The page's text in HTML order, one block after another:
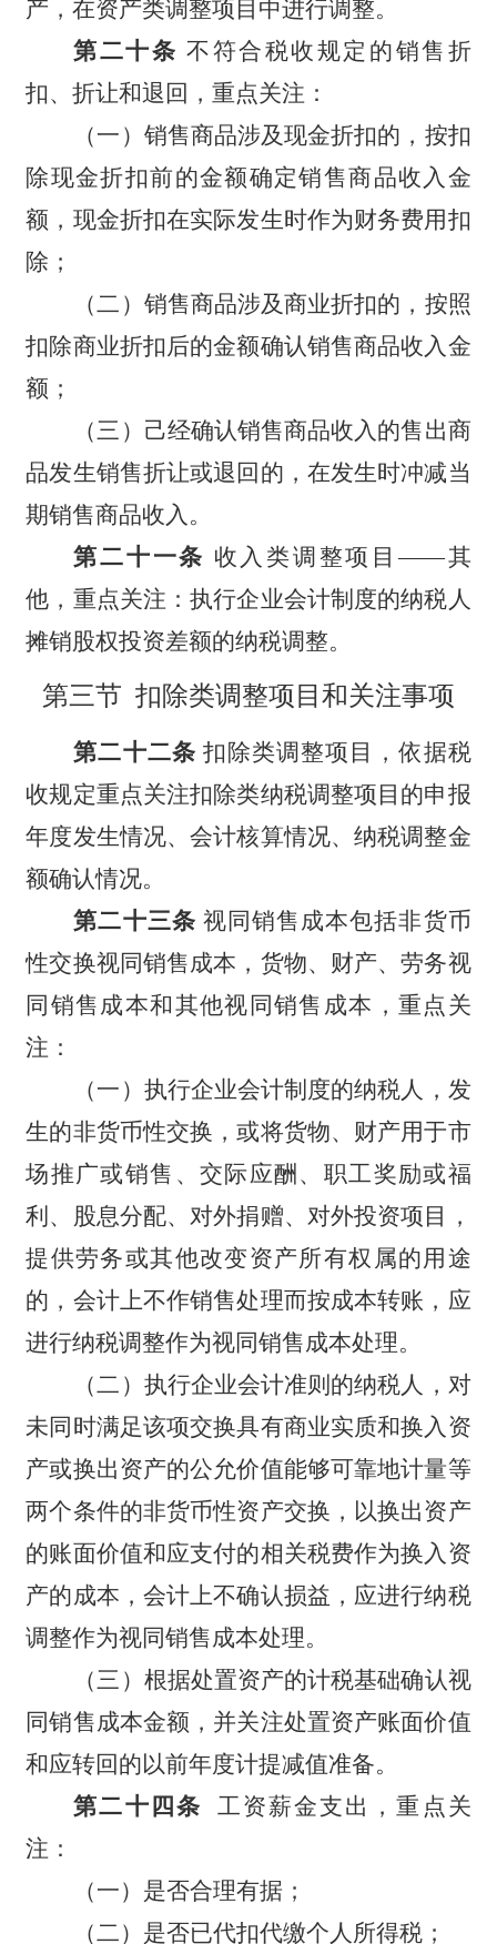
产，在资产类调整项目中进行调整。
第二十条 不符合税收规定的销售折
扣、折让和退回，重点关注：
（一）销售商品涉及现金折扣的，按扣
除现金折扣前的金额确定销售商品收入金
额，现金折扣在实际发生时作为财务费用扣
除；
（二）销售商品涉及商业折扣的，按照
扣除商业折扣后的金额确认销售商品收入金
额；
（三）己经确认销售商品收入的售出商
品发生销售折让或退回的，在发生时冲减当
期销售商品收入。
第二十一条 收入类调整项目——其
他，重点关注：执行企业会计制度的纳税人
摊销股权投资差额的纳税调整。
第三节 扣除类调整项目和关注事项
第二十二条 扣除类调整项目，依据税
收规定重点关注扣除类纳税调整项目的申报
年度发生情况、会计核算情况、纳税调整金
额确认情况。
第二十三条 视同销售成本包括非货币
性交换视同销售成本，货物、财产、劳务视
同销售成本和其他视同销售成本，重点关
注：
（一）执行企业会计制度的纳税人，发
生的非货币性交换，或将货物、财产用于市
场推广或销售、交际应酬、职工奖励或福
利、股息分配、对外捐赠、对外投资项目，
提供劳务或其他改变资产所有权属的用途
的，会计上不作销售处理而按成本转账，应
进行纳税调整作为视同销售成本处理。
（二）执行企业会计准则的纳税人，对
未同时满足该项交换具有商业实质和换入资
产或换出资产的公允价值能够可靠地计量等
两个条件的非货币性资产交换，以换出资产
的账面价值和应支付的相关税费作为换入资
产的成本，会计上不确认损益，应进行纳税
调整作为视同销售成本处理。
（三）根据处置资产的计税基础确认视
同销售成本金额，并关注处置资产账面价值
和应转回的以前年度计提减值准备。
第二十四条
工资薪金支出，重点关
注：
（一）是否合理有据；
（二）是否已代扣代缴个人所得税；